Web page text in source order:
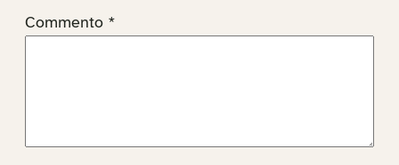
Commento *